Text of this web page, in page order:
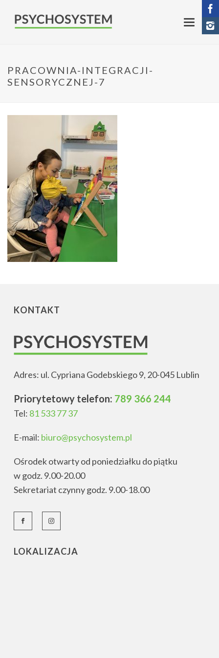
PRACOWNIA-INTEGRACJI-
SENSORYCZNEJ-7
KONTAKT
Adres: ul. Cypriana Godebskiego 9, 20-045 Lublin
Priorytetowy telefon: 789 366 244
Tel: 81 533 77 37
E-mail: biuro@psychosystem.pl
Ośrodek otwarty od poniedziałku do piątku
w godz. 9.00-20.00
Sekretariat czynny godz. 9.00-18.00
LOKALIZACJA